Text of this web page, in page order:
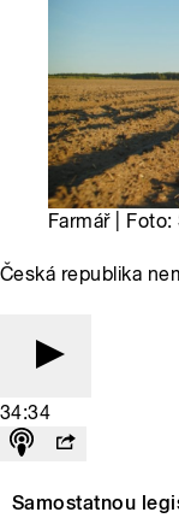
Farmář |
Česká republika
34:34
Samostatnou